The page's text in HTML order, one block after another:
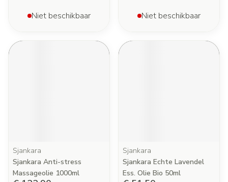
Niet beschikbaar Niet beschikbaar
Sjankara
Sjankara Anti-stress
Massageolie 1000ml
Sjankara
Sjankara Echte Lavendel
Ess. Olie Bio 50ml